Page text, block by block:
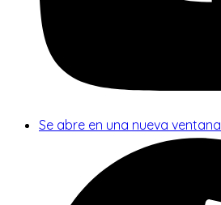
Se abre en una nueva ventana